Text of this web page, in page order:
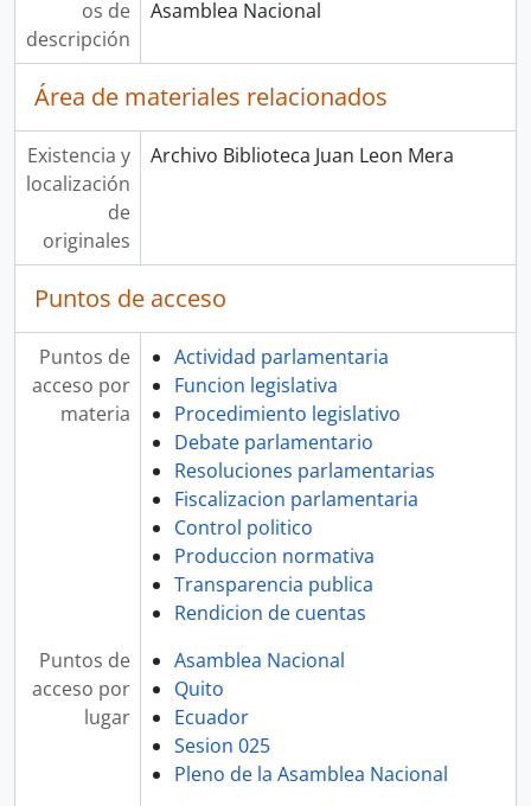
os de
descripción
Asamblea Nacional
Área de materiales relacionados
Existencia y
localización
de
originales
Archivo Biblioteca Juan Leon Mera
Puntos de acceso
Puntos de
acceso por
materia
Actividad parlamentaria
Funcion legislativa
Procedimiento legislativo
Debate parlamentario
Resoluciones parlamentarias
Fiscalizacion parlamentaria
Control politico
Produccion normativa
Transparencia publica
Rendicion de cuentas
Puntos de
acceso por
lugar
Asamblea Nacional
Quito
Ecuador
Sesion 025
Pleno de la Asamblea Nacional